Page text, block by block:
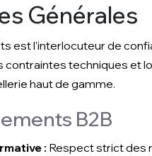
Générales
est l'interlocuteur de
contraintes techniques et
haut de gamme.
B2B
: Respect strict des